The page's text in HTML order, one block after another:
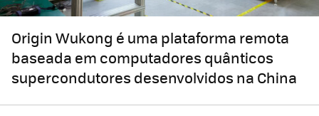
Origin Wukong é uma plataforma remota
baseada em computadores quânticos
supercondutores desenvolvidos na China